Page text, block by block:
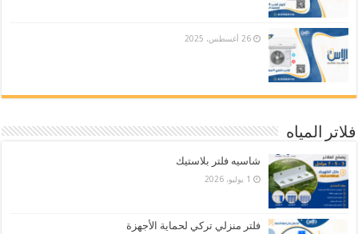
26 أغسطس، 2025
فلاتر المياه
شاسيه فلتر بلاستيك
1 يوليو، 2026
فلتر منزلي تركي لحماية الأجهزة